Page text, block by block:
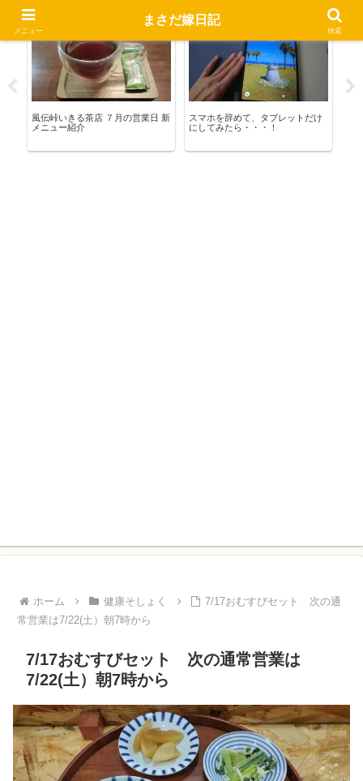
風伝峠いきる茶店 ７月の営業日 新
メニュー紹介
熊野暮らし
スマホを辞めて、タブレットだけ
にしてみたら・・・！
ホーム 健康そしょく
7/17おむすびセット 次の通
常営業は7/22(土）朝7時から
7/17おむすびセット 次の通常営業は
7/22(土）朝7時から
メニュー
まさだ嫁日記
検索